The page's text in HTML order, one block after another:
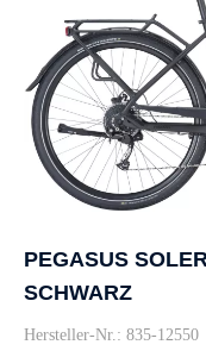
PEGASUS
SCHWARZ
Hersteller-Nr.: 835-12550